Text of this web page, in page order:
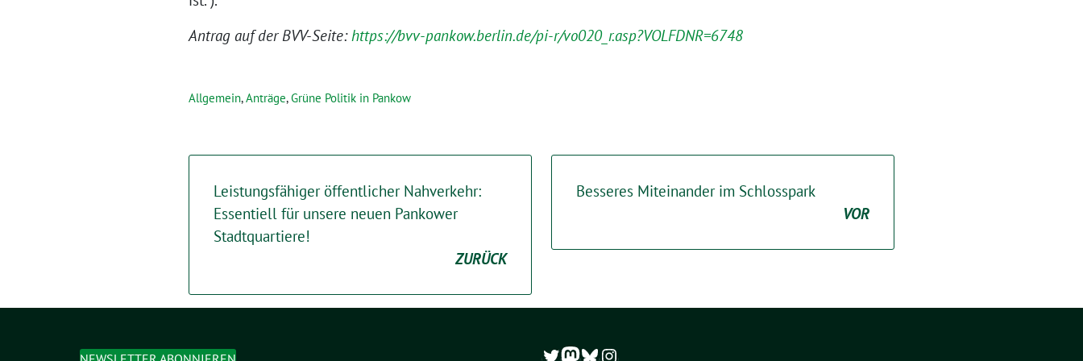
Antrag auf der BVV-Seite:https://bvv-pankow.berlin.de/pi-r/vo020_r.asp?VOLFDNR=6748
Allgemein,Anträge,Grüne Politik in Pankow
Leistungsfähiger öffentlicher Nahverkehr:
Essentiell für unsere neuen Pankower
Stadtquartiere!
ZURÜCK
Besseres Miteinander im Schlosspark
VOR
Twitter
Mastodon
Bluesky
Instagram